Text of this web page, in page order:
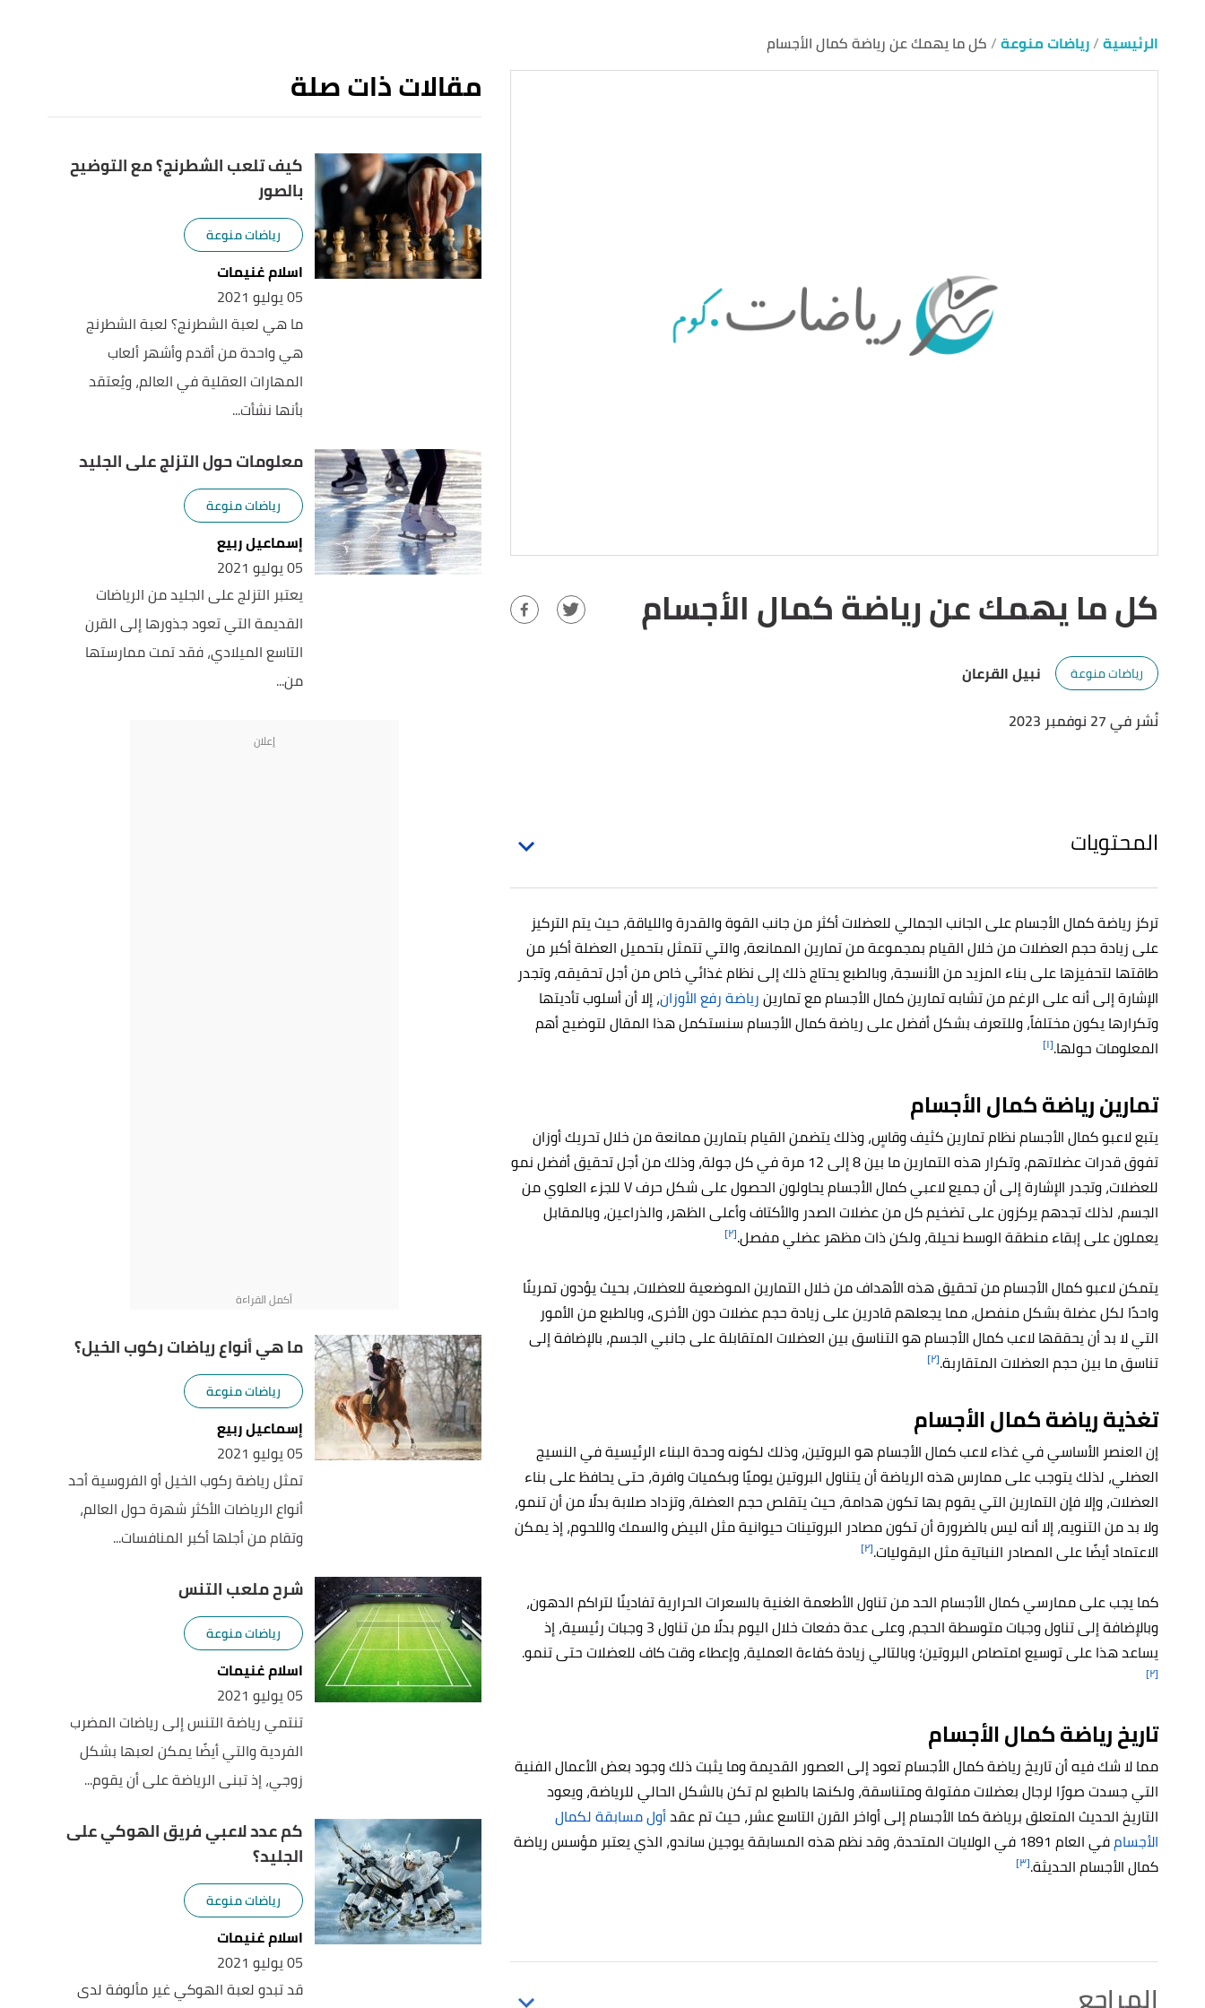
الرئيسية رياضات منوعة كل ما يهمك عن رياضة كمال الأجسام
كل ما يهمك عن رياضة كمال الأجسام
رياضات منوعة
نبيل القرعان
نُشر في 27 نوفمبر 2023
المحتويات
تركز رياضة كمال الأجسام على الجانب الجمالي للعضلات أكثر من جانب القوة والقدرة واللياقة، حيث يتم التركيز
على زيادة حجم العضلات من خلال القيام بمجموعة من تمارين الممانعة، والتي تتمثل بتحميل العضلة أكبر من
طاقتها لتحفيزها على بناء المزيد من الأنسجة، وبالطبع يحتاج ذلك إلى نظام غذائي خاص من أجل تحقيقه، وتجدر
الإشارة إلى أنه على الرغم من تشابه تمارين كمال الأجسام مع تمارينرياضة رفع الأوزان، إلا أن أسلوب تأديتها
وتكرارها يكون مختلفاً، وللتعرف بشكل أفضل على رياضة كمال الأجسام سنستكمل هذا المقال لتوضيح أهم
المعلومات حولها.[١]
تمارين رياضة كمال الأجسام
يتبع لاعبو كمال الأجسام نظام تمارين كثيف وقاسٍ، وذلك يتضمن القيام بتمارين ممانعة من خلال تحريك أوزان
تفوق قدرات عضلاتهم، وتكرار هذه التمارين ما بين 8 إلى 12 مرة في كل جولة، وذلك من أجل تحقيق أفضل نمو
للعضلات، وتجدر الإشارة إلى أن جميع لاعبي كمال الأجسام يحاولون الحصول على شكل حرف V للجزء العلوي من
الجسم، لذلك تجدهم يركزون على تضخيم كل من عضلات الصدر والأكتاف وأعلى الظهر، والذراعين، وبالمقابل
يعملون على إبقاء منطقة الوسط نحيلة، ولكن ذات مظهر عضلي مفصل.[٢]
يتمكن لاعبو كمال الأجسام من تحقيق هذه الأهداف من خلال التمارين الموضعية للعضلات، بحيث يؤدون تمرينًا
واحدًا لكل عضلة بشكل منفصل، مما يجعلهم قادرين على زيادة حجم عضلات دون الأخرى، وبالطبع من الأمور
التي لا بد أن يحققها لاعب كمال الأجسام هو التناسق بين العضلات المتقابلة على جانبي الجسم، بالإضافة إلى
تناسق ما بين حجم العضلات المتقاربة.[٢]
تغذية رياضة كمال الأجسام
إن العنصر الأساسي في غذاء لاعب كمال الأجسام هو البروتين، وذلك لكونه وحدة البناء الرئيسية في النسيج
العضلي، لذلك يتوجب على ممارس هذه الرياضة أن يتناول البروتين يوميًا وبكميات وافرة، حتى يحافظ على بناء
العضلات، وإلا فإن التمارين التي يقوم بها تكون هدامة، حيث يتقلص حجم العضلة، وتزداد صلابة بدلًا من أن تنمو،
ولا بد من التنويه، إلا أنه ليس بالضرورة أن تكون مصادر البروتينات حيوانية مثل البيض والسمك واللحوم، إذ يمكن
الاعتماد أيضًا على المصادر النباتية مثل البقوليات.[٢]
كما يجب على ممارسي كمال الأجسام الحد من تناول الأطعمة الغنية بالسعرات الحرارية تفادينًا لتراكم الدهون،
وبالإضافة إلى تناول وجبات متوسطة الحجم، وعلى عدة دفعات خلال اليوم بدلًا من تناول 3 وجبات رئيسية، إذ
يساعد هذا على توسيع امتصاص البروتين؛ وبالتالي زيادة كفاءة العملية، وإعطاء وقت كاف للعضلات حتى تنمو.
[٢]
تاريخ رياضة كمال الأجسام
مما لا شك فيه أن تاريخ رياضة كمال الأجسام تعود إلى العصور القديمة وما يثبت ذلك وجود بعض الأعمال الفنية
التي جسدت صورًا لرجال بعضلات مفتولة ومتناسقة، ولكنها بالطبع لم تكن بالشكل الحالي للرياضة، ويعود
التاريخ الحديث المتعلق برياضة كما الأجسام إلى أواخر القرن التاسع عشر، حيث تم عقدأول مسابقة لكمال
الأجسام
في العام 1891 في الولايات المتحدة، وقد نظم هذه المسابقة يوجين ساندو، الذي يعتبر مؤسس رياضة
كمال الأجسام الحديثة.[٣]
مقالات ذات صلة
كيف تلعب الشطرنج؟ مع التوضيح
بالصور
رياضات منوعة
اسلام غنيمات
05 يوليو 2021
ما هي لعبة الشطرنج؟ لعبة الشطرنج
هي واحدة من أقدم وأشهر ألعاب
المهارات العقلية في العالم، ويُعتقد
بأنها نشأت...
معلومات حول التزلج على الجليد
رياضات منوعة
إسماعيل ربيع
05 يوليو 2021
يعتبر التزلج على الجليد من الرياضات
القديمة التي تعود جذورها إلى القرن
التاسع الميلادي، فقد تمت ممارستها
من...
ما هي أنواع رياضات ركوب الخيل؟
رياضات منوعة
إسماعيل ربيع
05 يوليو 2021
تمثل رياضة ركوب الخيل أو الفروسية أحد
أنواع الرياضات الأكثر شهرة حول العالم،
وتقام من أجلها أكبر المنافسات...
شرح ملعب التنس
رياضات منوعة
اسلام غنيمات
05 يوليو 2021
تنتمي رياضة التنس إلى رياضات المضرب
الفردية والتي أيضًا يمكن لعبها بشكل
زوجي، إذ تبنى الرياضة على أن يقوم...
كم عدد لاعبي فريق الهوكي على
الجليد؟
رياضات منوعة
اسلام غنيمات
05 يوليو 2021
قد تبدو لعبة الهوكي غير مألوفة لدى